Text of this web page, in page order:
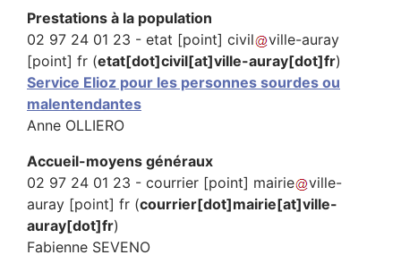
Prestations à la population
02 97 24 01 23 - etat [point] civil
ville-auray
[point] fr (etat[dot]civil[at]ville-auray[dot]fr)
Service Elioz pour les personnes sourdes ou
malentendantes
Anne OLLIERO
Accueil-moyens généraux
02 97 24 01 23 - courrier [point] mairie
ville-
auray [point] fr (courrier[dot]mairie[at]ville-
auray[dot]fr)
Fabienne SEVENO